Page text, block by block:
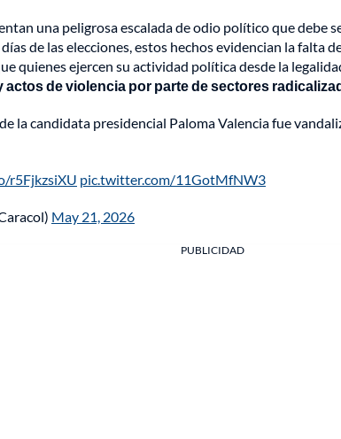
una peligrosa escalada de odio político que debe
de las elecciones, estos hechos evidencian la falta
quienes ejercen su actividad política desde la
de violencia por parte de sectores
la candidata presidencial Paloma Valencia fue
r5FjkzsiXU pic.twitter.com/11GotMfNW3
May 21, 2026
PUBLICIDAD